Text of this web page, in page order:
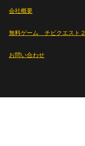
会社概要
無料ゲーム チビクエスト２
お問い合わせ